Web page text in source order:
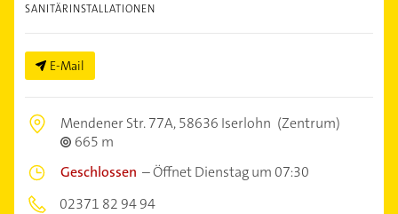
SANITÄRINSTALLATIONEN
E-Mail
Mendener Str. 77A,58636 Iserlohn (Zentrum)
665 m
Geschlossen –Öffnet Dienstag um 07:30
02371 82 94 94